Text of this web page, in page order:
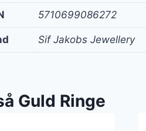
5710699086272
Sif Jakobs Jewellery
Guld Ringe